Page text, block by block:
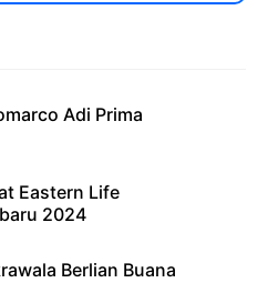
Adi Prima
Eastern Life
2024
Berlian Buana